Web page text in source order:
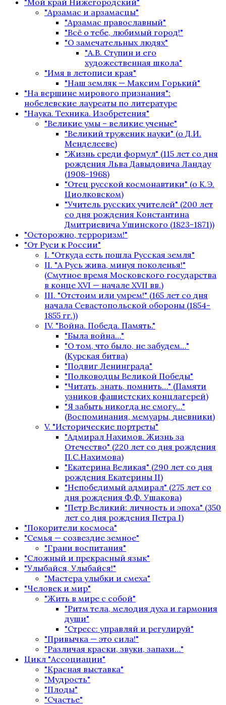
"Арзамас и арзамасцы"
"Арзамас православный"
"Всё о тебе, любимый город!"
"О замечательных людях"
"А.В. Ступин и его
художественная школа"
"Имя в летописи края"
"Наш земляк — Максим Горький"
"На вершине мирового признания":
нобелевские лауреаты по литературе
"Наука. Техника. Изобретения"
"Великие умы – великие ученые"
"Великий труженик науки" (о Д.И.
Менделееве)
"Жизнь среди формул" (115 лет со дня
рождения Льва Давыдовича Ландау
(1908-1968)
"Отец русской космонавтики" (о К.Э.
Циолковском)
"Учитель русских учителей" (200 лет
со дня рождения Константина
Дмитриевича Ушинского (1823-1871))
"Осторожно, терроризм!"
"От Руси к России"
I. "Откуда есть пошла Русская земля"
II. "А Русь жива, минуя поколенья!"
(Смутное время Московского государства
в конце XVI — начале XVII вв.)
III. "Отстоим или умрем!" (165 лет со дня
начала Севастопольской обороны (1854-
1855 гг.))
IV. "Война. Победа. Память."
"Была война…"
"О том, что было, не забудем…"
(Курская битва)
"Подвиг Ленинграда"
"Полководцы Великой Победы"
"Читать, знать, помнить…" (Памяти
узников фашистских концлагерей)
"Я забыть никогда не смогу…"
(Воспоминания, мемуары, дневники)
V. "Исторические портреты"
"Адмирал Нахимов. Жизнь за
Отечество" (220 лет со дня рождения
П.С.Нахимова)
"Екатерина Великая" (290 лет со дня
рождения Екатерины II)
"Непобедимый адмирал" (275 лет со
дня рождения Ф.Ф. Ушакова)
"Петр Великий: личность и эпоха" (350
лет со дня рождения Петра I)
"Покорители космоса"
"Семья — созвездие земное"
"Грани воспитания"
"Сложный и прекрасный язык"
"Улыбайся, Улыбайся!"
"Мастера улыбки и смеха"
"Человек и мир"
"Жить в мире с собой"
"Ритм тела, мелодия духа и гармония
души"
"Стресс: управляй и регулируй"
"Привычка — это сила!"
"Различая краски, звуки, запахи…"
Цикл "Ассоциации"
"Красная выставка"
"Мудрость"
"Плоды"
"Счастье"